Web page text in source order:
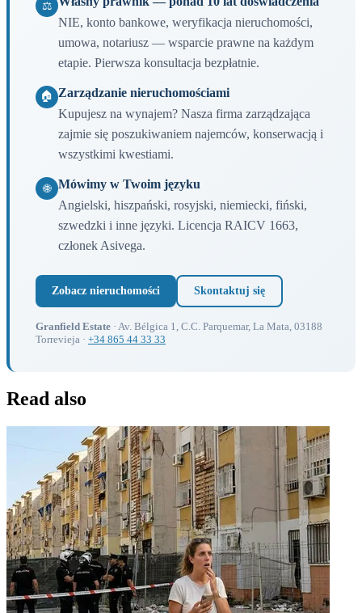
⚖
NIE, konto bankowe, weryfikacja nieruchomości,
umowa, notariusz — wsparcie prawne na każdym
etapie. Pierwsza konsultacja bezpłatnie.
🏠 Zarządzanie nieruchomościami
Kupujesz na wynajem? Nasza firma zarządzająca
zajmie się poszukiwaniem najemców, konserwacją i
wszystkimi kwestiami.
🌐
Mówimy w Twoim języku
Angielski, hiszpański, rosyjski, niemiecki, fiński,
szwedzki i inne języki. Licencja RAICV 1663,
członek Asivega.
Zobacz nieruchomości Skontaktuj się
Granfield Estate · Av. Bélgica 1, C.C. Parquemar, La Mata, 03188
Torrevieja · +34 865 44 33 33
Read also